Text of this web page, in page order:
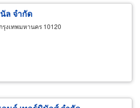
ล จำกัด
งเทพมหานคร 10120